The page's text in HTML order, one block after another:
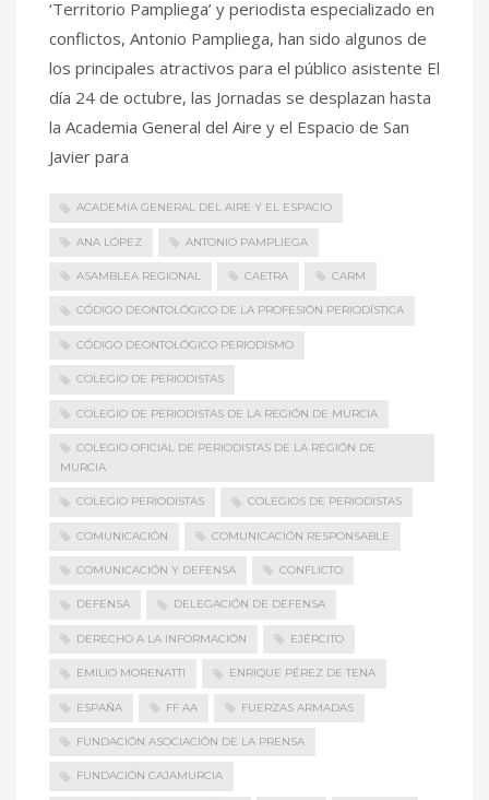
‘Territorio Pampliega’ y periodista especializado en
conflictos, Antonio Pampliega, han sido algunos de
los principales atractivos para el público asistente El
día 24 de octubre, las Jornadas se desplazan hasta
la Academia General del Aire y el Espacio de San
Javier para
ACADEMIA GENERAL DEL AIRE Y EL ESPACIO
ANA LÓPEZ ANTONIO PAMPLIEGA
ASAMBLEA REGIONAL CAETRA CARM
CÓDIGO DEONTOLÓGICO DE LA PROFESIÓN PERIODÍSTICA
CÓDIGO DEONTOLÓGICO PERIODISMO
COLEGIO DE PERIODISTAS
COLEGIO DE PERIODISTAS DE LA REGIÓN DE MURCIA
COLEGIO OFICIAL DE PERIODISTAS DE LA REGIÓN DE
MURCIA
COLEGIO PERIODISTAS COLEGIOS DE PERIODISTAS
COMUNICACIÓN COMUNICACIÓN RESPONSABLE
COMUNICACIÓN Y DEFENSA CONFLICTO
DEFENSA DELEGACIÓN DE DEFENSA
DERECHO A LA INFORMACIÓN EJÉRCITO
EMILIO MORENATTI ENRIQUE PÉREZ DE TENA
ESPAÑA FF AA FUERZAS ARMADAS
FUNDACIÓN ASOCIACIÓN DE LA PRENSA
FUNDACIÓN CAJAMURCIA